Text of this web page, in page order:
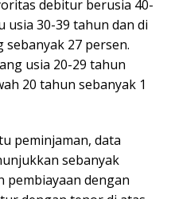
debitur berusia 40-
usia 30-39 tahun dan di
27 persen.
usia 20-29 tahun
20 tahun sebanyak 1
peminjaman, data
sebanyak
pembiayaan dengan